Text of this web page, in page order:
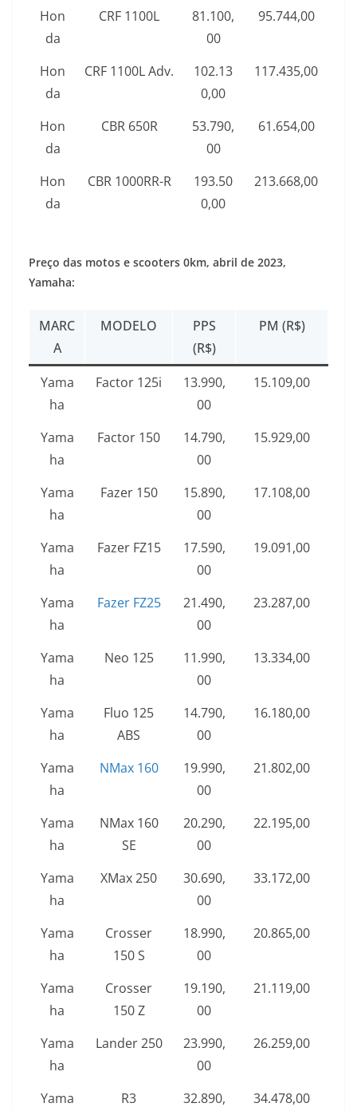
Hon
da
CRF 1100L
81.100,
00
95.744,00
Hon
da
CRF 1100L Adv.
102.13
0,00
117.435,00
Hon
da
CBR 650R
53.790,
00
61.654,00
Hon
da
CBR 1000RR-R
193.50
0,00
213.668,00
Preço das motos e scooters 0km, abril de 2023,
Yamaha:
MARC
A
MODELO
PPS
(R$)
PM (R$)
Yama
ha
Factor 125i
13.990,
00
15.109,00
Yama
ha
Factor 150
14.790,
00
15.929,00
Yama
ha
Fazer 150
15.890,
00
17.108,00
Yama
ha
Fazer FZ15
17.590,
00
19.091,00
Yama
ha
Fazer FZ25
21.490,
00
23.287,00
Yama
ha
Neo 125
11.990,
00
13.334,00
Yama
ha
Fluo 125
ABS
14.790,
00
16.180,00
Yama
ha
NMax 160
19.990,
00
21.802,00
Yama
ha
NMax 160
SE
20.290,
00
22.195,00
Yama
ha
XMax 250
30.690,
00
33.172,00
Yama
ha
Crosser
150 S
18.990,
00
20.865,00
Yama
ha
Crosser
150 Z
19.190,
00
21.119,00
Yama
ha
Lander 250
23.990,
00
26.259,00
Yama
R3
32.890,
34.478,00